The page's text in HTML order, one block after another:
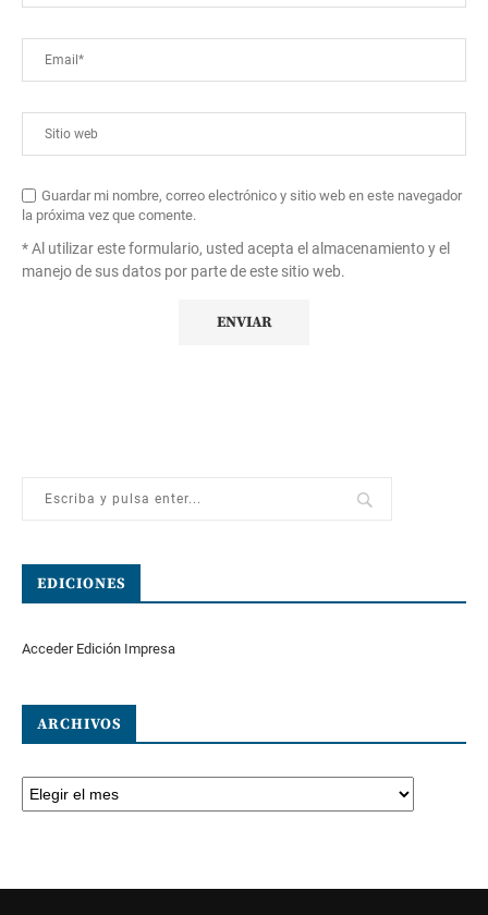
Guardar mi nombre, correo electrónico y sitio web en este navegador
la próxima vez que comente.
* Al utilizar este formulario, usted acepta el almacenamiento y el
manejo de sus datos por parte de este sitio web.
EDICIONES
Acceder Edición Impresa
ARCHIVOS